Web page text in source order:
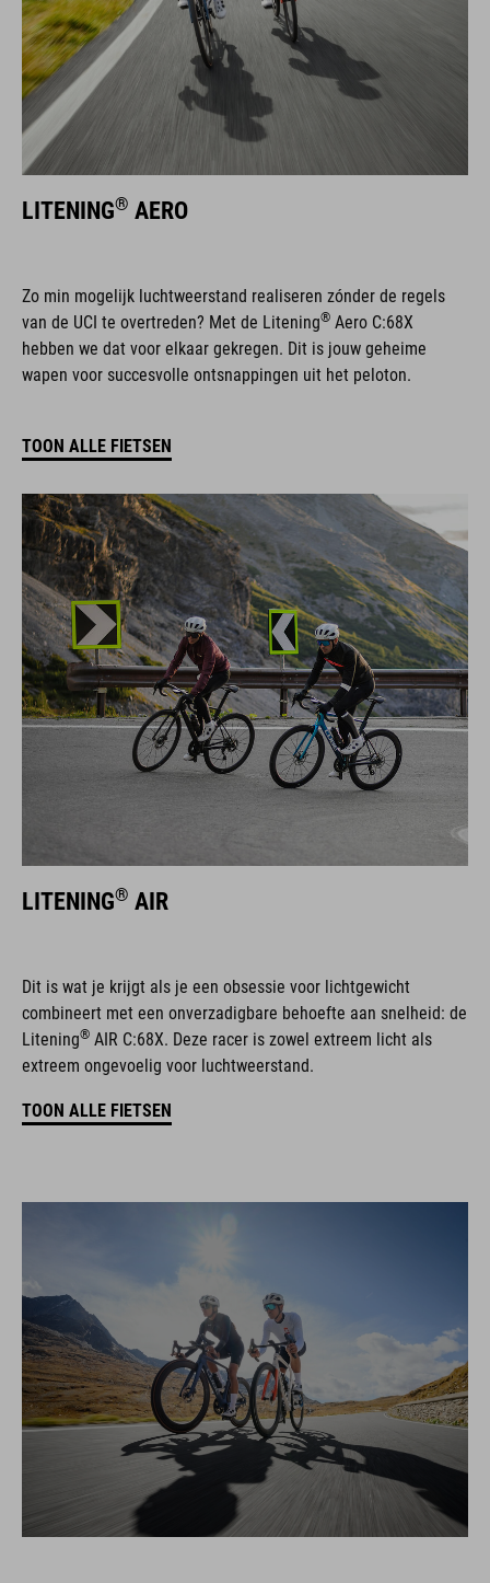
LITENING® AERO
Zo min mogelijk luchtweerstand realiseren zónder de regels
van de UCI te overtreden? Met de Litening® Aero C:68X
hebben we dat voor elkaar gekregen. Dit is jouw geheime
wapen voor succesvolle ontsnappingen uit het peloton.
TOON ALLE FIETSEN
LITENING® AIR
Dit is wat je krijgt als je een obsessie voor lichtgewicht
combineert met een onverzadigbare behoefte aan snelheid: de
Litening® AIR C:68X. Deze racer is zowel extreem licht als
extreem ongevoelig voor luchtweerstand.
TOON ALLE FIETSEN